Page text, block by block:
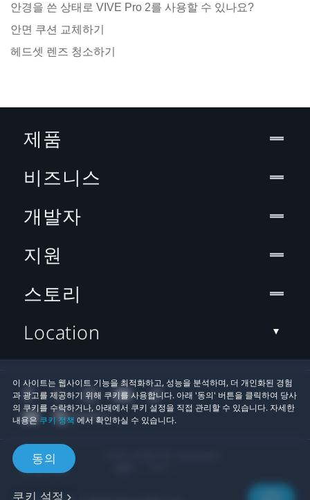
안경을 쓴 상태로 VIVE Pro 2를 사용할 수 있나요?
안면 쿠션 교체하기
헤드셋 렌즈 청소하기
이 사이트는 웹사이트 기능을 최적화하고, 성능을 분석하며, 더 개인화된 경험
과 광고를 제공하기 위해 쿠키를 사용합니다. 아래 '동의' 버튼을 클릭하여 당사
의 쿠키를 수락하거나, 아래에서 쿠키 설정을 직접 관리할 수 있습니다. 자세한
내용은 쿠키 정책 에서 확인하실 수 있습니다.
동의
쿠키 설정
제품
비즈니스
개발자
지원
스토리
Location